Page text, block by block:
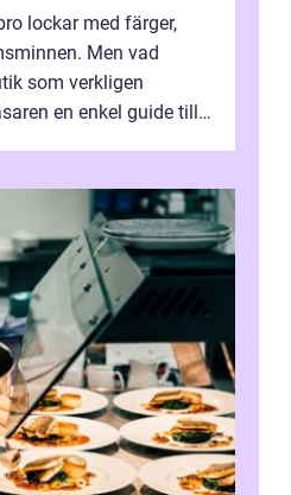
lockar med färger,
Men vad
som verkligen
en enkel guide till